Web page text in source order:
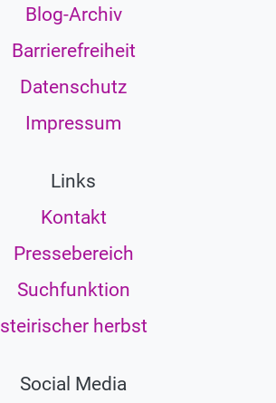
Blog-Archiv
Barrierefreiheit
Datenschutz
Impressum
Links
Kontakt
Pressebereich
Suchfunktion
steirischer herbst
Social Media